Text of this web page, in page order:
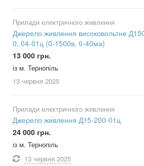
Прилади електричного живлення
Джерело живлення високовольтне
0, 04-01ц (0-1500в, 0-40ма)
13 000 грн.
із м. Тернопіль
13 червня 2025
Прилади електричного живлення
Джерело живлення Д15-200-01ц
24 000 грн.
із м. Тернопіль
13 червня 2025